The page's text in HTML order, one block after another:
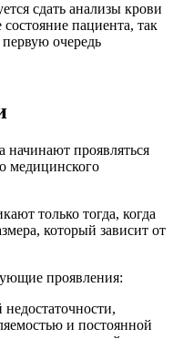
сдать анализы крови
пациента, так
очередь
начинают проявляться
медицинского
только тогда, когда
который зависит от
проявления:
и постоянной